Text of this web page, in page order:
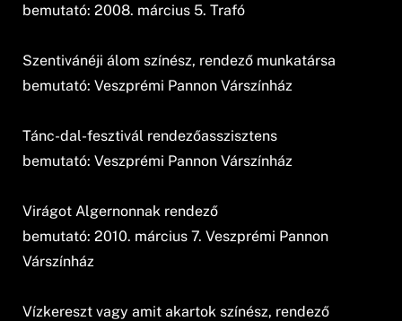
bemutató: 2008. március 5. Trafó
Szentivánéji álom színész, rendező munkatársa
bemutató: Veszprémi Pannon Várszínház
Tánc-dal-fesztivál rendezőasszisztens
bemutató: Veszprémi Pannon Várszínház
Virágot Algernonnak rendező
bemutató: 2010. március 7. Veszprémi Pannon
Várszínház
Vízkereszt vagy amit akartok színész, rendező